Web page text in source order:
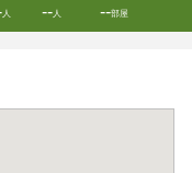
人 --人 --部屋